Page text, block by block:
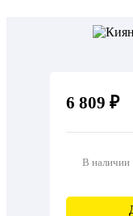
6 809 ₽
В наличии